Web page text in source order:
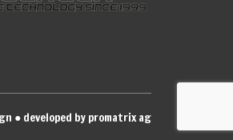
● developed by promatrix ag